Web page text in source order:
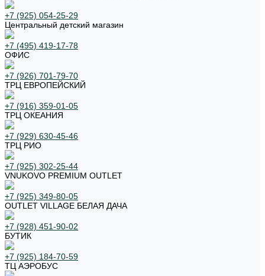
+7 (925) 054-25-29
Центральный детский магазин
+7 (495) 419-17-78
ОФИС
+7 (926) 701-79-70
ТРЦ ЕВРОПЕЙСКИЙ
+7 (916) 359-01-05
ТРЦ ОКЕАНИЯ
+7 (929) 630-45-46
ТРЦ РИО
+7 (925) 302-25-44
VNUKOVO PREMIUM OUTLET
+7 (925) 349-80-05
OUTLET VILLAGE БЕЛАЯ ДАЧА
+7 (928) 451-90-02
БУТИК
+7 (925) 184-70-59
ТЦ АЭРОБУС